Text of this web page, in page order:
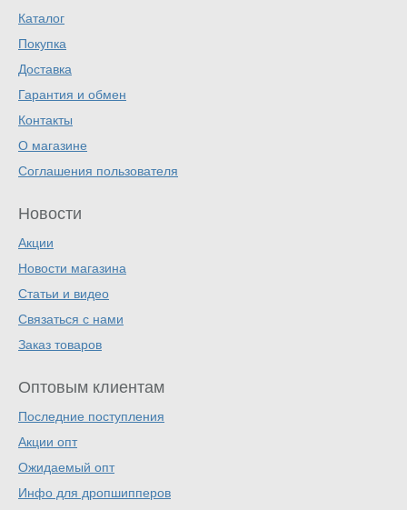
Каталог
Покупка
Доставка
Гарантия и обмен
Контакты
О магазине
Соглашения пользователя
Новости
Акции
Новости магазина
Статьи и видео
Связаться с нами
Заказ товаров
Оптовым клиентам
Последние поступления
Акции опт
Ожидаемый опт
Инфо для дропшипперов